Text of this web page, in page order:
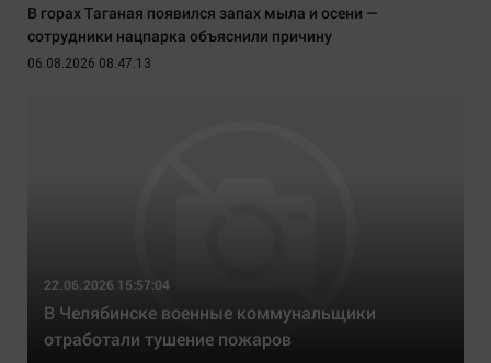
В горах Таганая появился запах мыла и осени —
сотрудники нацпарка объяснили причину
06.08.2026 08:47:13
22.06.2026 15:57:04
В Челябинске военные коммунальщики
отработали тушение пожаров